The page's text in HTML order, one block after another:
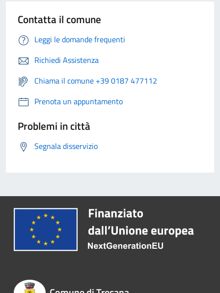
Contatta il comune
Leggi le domande frequenti
Richiedi Assistenza
Chiama il comune +39 0187 477112
Prenota un appuntamento
Problemi in città
Segnala disservizio